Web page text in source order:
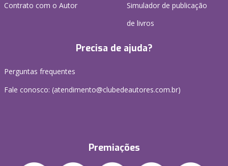
Contrato com o Autor
Simulador de publicação
de livros
Precisa de ajuda?
Perguntas frequentes
Fale conosco: (atendimento@clubedeautores.com.br)
Premiações